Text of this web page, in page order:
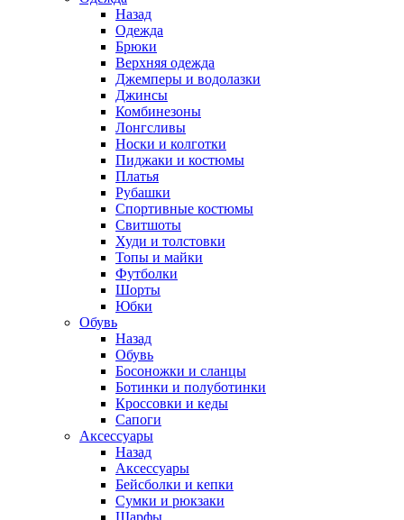
Назад
Одежда
Брюки
Верхняя одежда
Джемперы и водолазки
Джинсы
Комбинезоны
Лонгсливы
Носки и колготки
Пиджаки и костюмы
Платья
Рубашки
Спортивные костюмы
Свитшоты
Худи и толстовки
Топы и майки
Футболки
Шорты
Юбки
Обувь
Назад
Обувь
Босоножки и сланцы
Ботинки и полуботинки
Кроссовки и кеды
Сапоги
Аксессуары
Назад
Аксессуары
Бейсболки и кепки
Сумки и рюкзаки
Шарфы